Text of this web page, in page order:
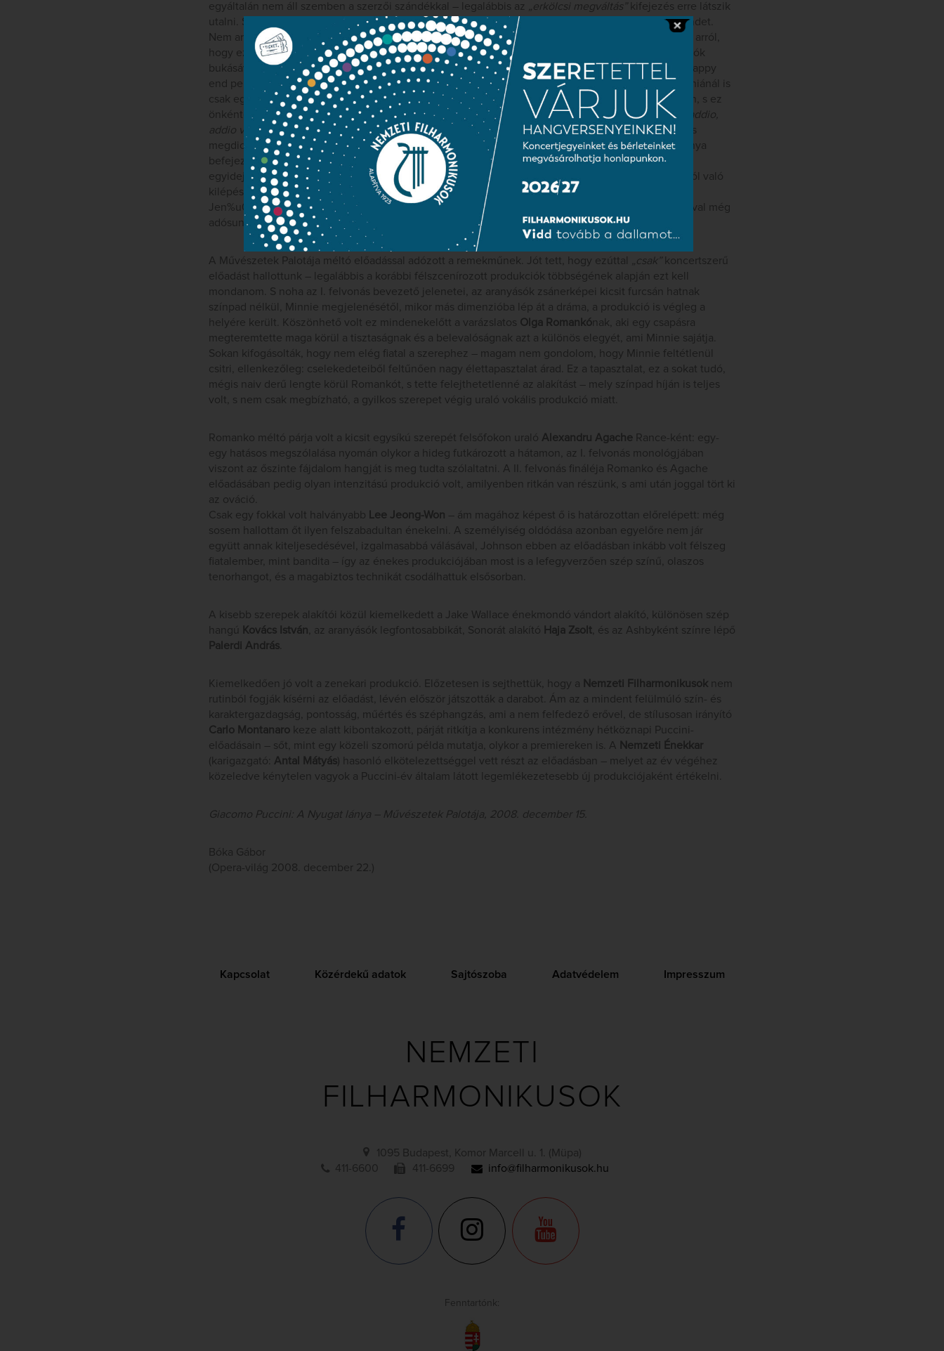
egyáltalán nem áll szemben a szerzői szándékkal – legalábbis az
„erkölcsi megváltás” kifejezés erre látszik
utalni. S ez, az erkölcsi megváltás teszi hitelessé a Puccini-életműben először felbukkanó happy endet.
Nem arról van szó, hogy az idősödő Puccini már nem szívesen végzett kedves szereplőivel, hanem arról,
hogy ez a darabtípus egyszerűen megkívánja a boldog befejezést: egy példázat nem végződhet a jók
bukásával és a rosszak győzelmével – a tragédia nem példázat, és a példázat nem tragédia. Ám a happy
end persze nem mentes a kérdőjelektől: a szerelmesek boldogsága még a világ végén lévő Californiánál is
csak egy lépéssel odébb teljesedhet be. „Addio, dolce terra”– énekli Minnie és Johnson távozóban, s ez
önkéntelenül az olasz opera egy nagy búcsúkettősének szövegét idézi emlékezetünkbe: „O terra addio,
addio valle di pianti”. Minnie-ék távozása is az életből való kilépés lenne, akárcsak Aida és Radames
megdicsőülése? Magam inkább egy korban hozzá közelebb álló darabbal rokonítanám A Nyugat lánya
befejezését, sőt az egész darabot: Janáček Jen%u016Ffá
jával. A realizmus és a példázatszerűség
egyidejűsége, a bukott, de mégis a legmagasabb erkölcsi rangra emelkedő nőalak, s végül a világból való
kilépés, a külön világ megalkotásának vágya, s az e felé tett első lépés – mindez szorosan a
Jen%u016Ffához kapcsolja A Nyugat lányát. Melynek igazi, felfedező erejű színpadi megvalósításával még
adósunk a világ operajátszása.
A Művészetek Palotája méltó előadással adózott a remekműnek. Jót tett, hogy ezúttal „csak” koncertszerű
előadást hallottunk – legalábbis a korábbi félszcenírozott produkciók többségének alapján ezt kell
mondanom. S noha az I. felvonás bevezető jelenetei, az aranyásók zsánerképei kicsit furcsán hatnak
színpad nélkül, Minnie megjelenésétől, mikor más dimenzióba lép át a dráma, a produkció is végleg a
helyére került. Köszönhető volt ez mindenekelőtt a varázslatos Olga Romankó nak, aki egy csapásra
megteremtette maga körül a tisztaságnak és a belevalóságnak azt a különös elegyét, ami Minnie sajátja.
Sokan kifogásolták, hogy nem elég fiatal a szerephez – magam nem gondolom, hogy Minnie feltétlenül
csitri, ellenkezőleg: cselekedeteiből feltűnően nagy élettapasztalat árad. Ez a tapasztalat, ez a sokat tudó,
mégis naiv derű lengte körül Romankót, s tette felejthetetlenné az alakítást – mely színpad híján is teljes
volt, s nem csak megbízható, a gyilkos szerepet végig uraló vokális produkció miatt.
Romanko méltó párja volt a kicsit egysíkú szerepét felsőfokon uraló Alexandru Agache Rance-ként: egy-
egy hatásos megszólalása nyomán olykor a hideg futkározott a hátamon, az I. felvonás monológjában
viszont az őszinte fájdalom hangját is meg tudta szólaltatni. A II. felvonás fináléja Romanko és Agache
előadásában pedig olyan intenzitású produkció volt, amilyenben ritkán van részünk, s ami után joggal tört ki
az ováció.
Csak egy fokkal volt halványabb
Lee Jeong-Won – ám magához képest ő is határozottan előrelépett: még
sosem hallottam őt ilyen felszabadultan énekelni. A személyiség oldódása azonban egyelőre nem jár
együtt annak kiteljesedésével, izgalmasabbá válásával, Johnson ebben az előadásban inkább volt félszeg
fiatalember, mint bandita – így az énekes produkciójában most is a lefegyverzően szép színű, olaszos
tenorhangot, és a magabiztos technikát csodálhattuk elsősorban.
A kisebb szerepek alakítói közül kiemelkedett a Jake Wallace énekmondó vándort alakító, különösen szép
hangú
Kovács István , az aranyásók legfontosabbikát, Sonorát alakító Haja Zsolt , és az Ashbyként színre lépő
Palerdi András
Kiemelkedően jó volt a zenekari produkció. Előzetesen is sejthettük, hogy a Nemzeti Filharmonikusok nem
rutinból fogják kísérni az előadást, lévén először játszották a darabot. Ám az a mindent felülmúló szín- és
karaktergazdagság, pontosság, műértés és széphangzás, ami a nem felfedező erővel, de stílusosan irányító
Carlo Montanaro keze alatt kibontakozott, párját ritkítja a konkurens intézmény hétköznapi Puccini-
előadásain – sőt, mint egy közeli szomorú példa mutatja, olykor a premiereken is. A
Nemzeti
Énekkar
(karigazgató: Antal Mátyás) hasonló elkötelezettséggel vett részt az előadásban – melyet az év végéhez
közeledve kénytelen vagyok a Puccini-év általam látott legemlékezetesebb új produkciójaként értékelni.
Giacomo Puccini: A Nyugat lánya – Művészetek Palotája, 2008. december 15.
Bóka Gábor
(Opera-világ 2008. december 22.)
Kapcsolat Közérdekű adatok Sajtószoba Adatvédelem Impresszum
NEMZETI
FILHARMONIKUSOK
1095 Budapest, Komor Marcell u. 1. (Müpa)
411-6600
411-6699 info@filharmonikusok.hu
Fenntartónk: